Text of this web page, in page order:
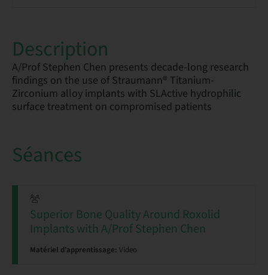
Description
A/Prof Stephen Chen presents decade-long research
findings on the use of Straumann® Titanium-
Zirconium alloy implants with SLActive hydrophilic
surface treatment on compromised patients
Séances
Superior Bone Quality Around Roxolid
Implants with A/Prof Stephen Chen
Matériel d’apprentissage: Video